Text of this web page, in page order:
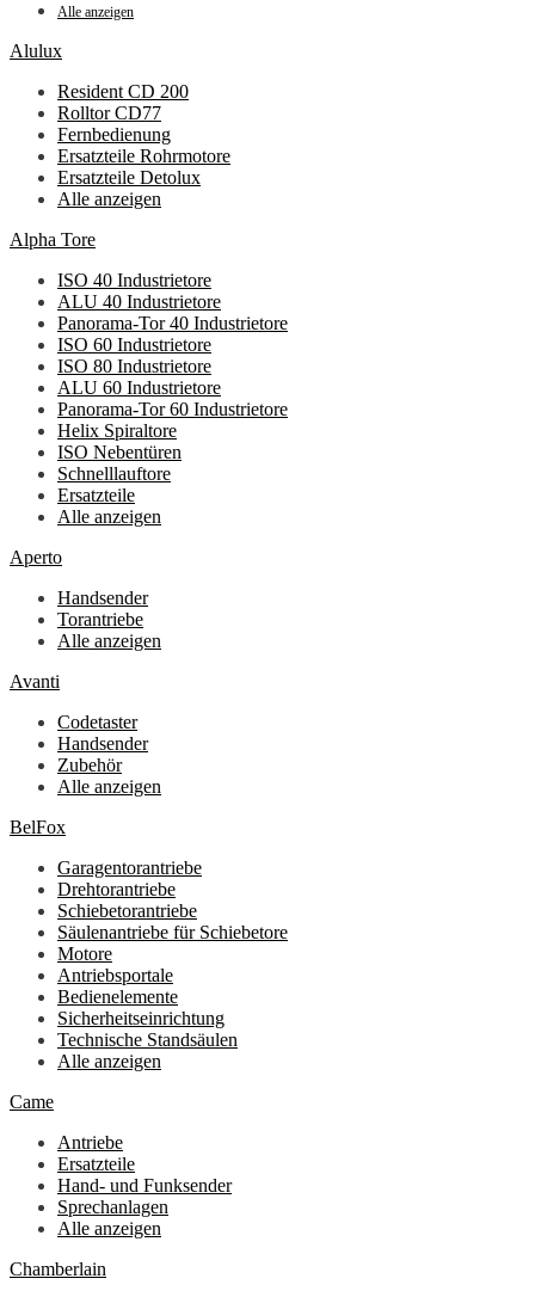
Alle anzeigen
Alulux
Resident CD 200
Rolltor CD77
Fernbedienung
Ersatzteile Rohrmotore
Ersatzteile Detolux
Alle anzeigen
Alpha Tore
ISO 40 Industrietore
ALU 40 Industrietore
Panorama-Tor 40 Industrietore
ISO 60 Industrietore
ISO 80 Industrietore
ALU 60 Industrietore
Panorama-Tor 60 Industrietore
Helix Spiraltore
ISO Nebentüren
Schnelllauftore
Ersatzteile
Alle anzeigen
Aperto
Handsender
Torantriebe
Alle anzeigen
Avanti
Codetaster
Handsender
Zubehör
Alle anzeigen
BelFox
Garagentorantriebe
Drehtorantriebe
Schiebetorantriebe
Säulenantriebe für Schiebetore
Motore
Antriebsportale
Bedienelemente
Sicherheitseinrichtung
Technische Standsäulen
Alle anzeigen
Came
Antriebe
Ersatzteile
Hand- und Funksender
Sprechanlagen
Alle anzeigen
Chamberlain